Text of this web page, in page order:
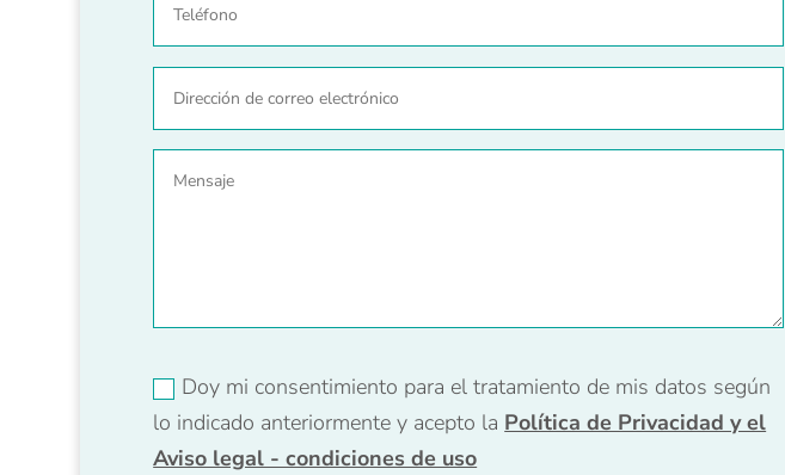
Nuevo campo
Doy mi consentimiento para el tratamiento de mis datos según
lo indicado anteriormente y acepto la Política de Privacidad y el
Aviso legal - condiciones de uso